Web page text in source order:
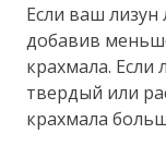
Если ваш лизун
добавив
крахмала. Если
твердый или
крахмала